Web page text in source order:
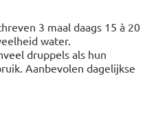
3 maal daags 15 à 20
water.
druppels als hun
Aanbevolen dagelijkse